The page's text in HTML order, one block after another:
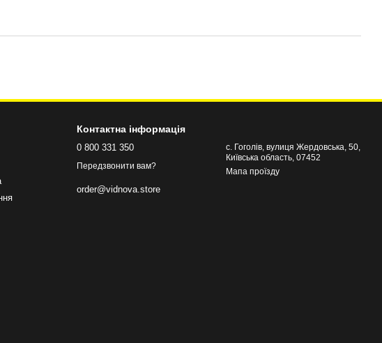
Контактна інформація
0 800 331 350
Передзвонити вам?
order@vidnova.store
с. Гоголів, вулиця Жердовська, 50,
Київська область, 07452
Мапа проїзду